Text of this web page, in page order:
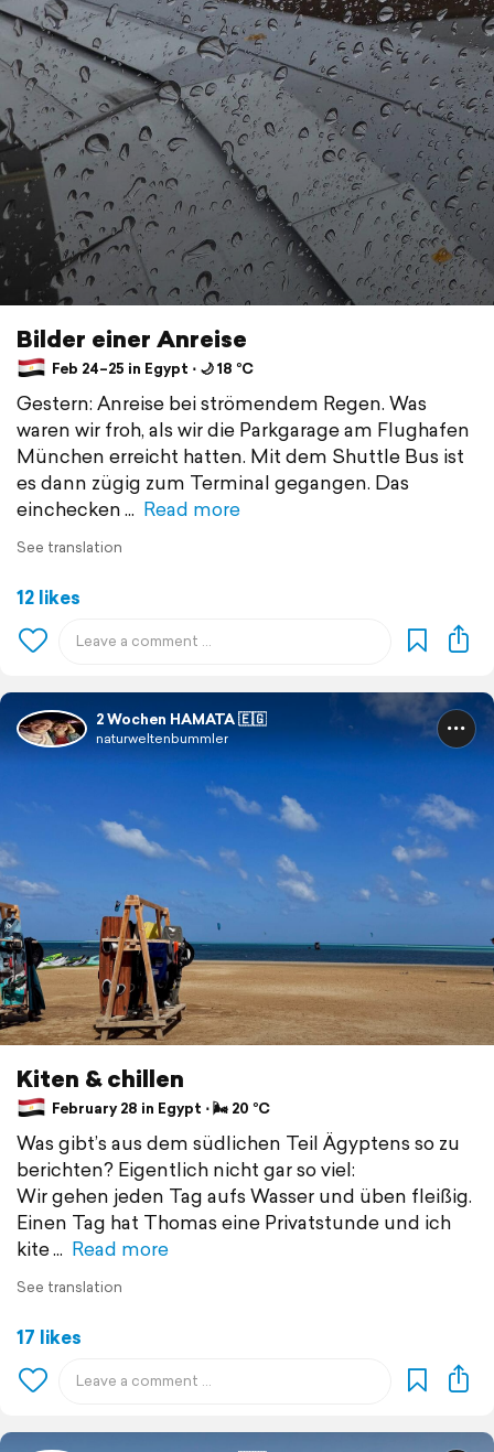
Bilder einer Anreise
Feb 24–25 in Egypt ⋅ 🌙 18 °C
Gestern: Anreise bei strömendem Regen. Was
waren wir froh, als wir die Parkgarage am Flughafen
München erreicht hatten. Mit dem Shuttle Bus ist
es dann zügig zum Terminal gegangen. Das
einchecken
Read more
See translation
12 likes
2 Wochen HAMATA 🇪🇬
naturweltenbummler
Kiten & chillen
February 28 in Egypt ⋅ 🌬 20 °C
Was gibt’s aus dem südlichen Teil Ägyptens so zu
berichten? Eigentlich nicht gar so viel:
Wir gehen jeden Tag aufs Wasser und üben fleißig.
Einen Tag hat Thomas eine Privatstunde und ich
kite
Read more
See translation
17 likes